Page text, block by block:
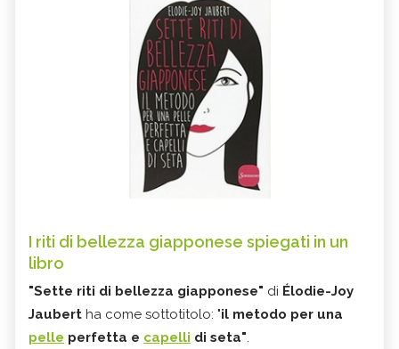
I riti di bellezza giapponese spiegati in un
libro
"Sette riti di bellezza giapponese" di Élodie-Joy
Jaubert ha come sottotitolo: "il metodo per una
pelle perfetta e capelli di seta".